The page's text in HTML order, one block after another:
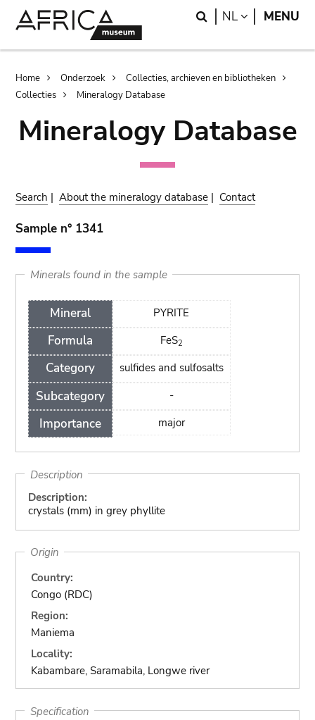
Search
NL LANGUAGE
MENU
Breadcrumb
Home Onderzoek
Collecties, archieven en bibliotheken
Collecties
Mineralogy Database
Mineralogy Database
Search |About the mineralogy database | Contact
Sample n° 1341
Minerals found in the sample
Mineral
Formula
Category
Subcategory
Importance
PYRITE
FeS2
sulfides and sulfosalts
-
major
Description
Description:
crystals (mm) in grey phyllite
Origin
Country:
Congo (RDC)
Region:
Maniema
Locality:
Kabambare, Saramabila, Longwe river
Specification